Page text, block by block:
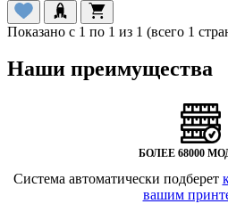
Показано с 1 по 1 из 1 (всего 1
Наши преимущества
БОЛЕЕ 68000
Система автоматически подберет
вашим